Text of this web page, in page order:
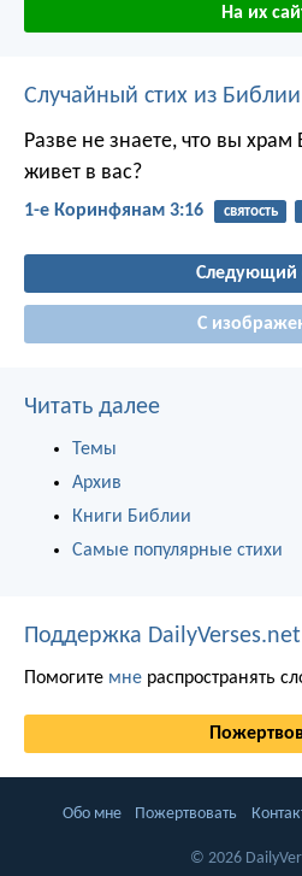
На их
Случайный стих из Библии
Разве не знаете, что вы
живет в вас?
1-е Коринфянам 3:16 святость
Следующий
С
Читать далее
Темы
Архив
Книги Библии
Самые популярные стихи
Поддержка DailyVerses.net
Помогите мне распространять
Обо мне Пожертвовать
© 2026